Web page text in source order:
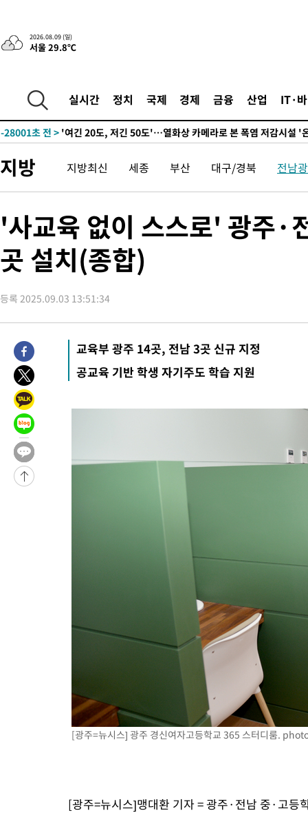
2026.08.09 (일)
서울 29.8℃
실시간 정치 국제 경제 금융 산업 IT·
-13420초 전 >
“美 이란전 무기 소진…북한과 분쟁시 주한 미군 취약해질 수
-28001초 전 >
차'
-27472초 전 > 콜롬비아 신임 우파 대통령 취임 하루만에 차량폭탄 폭발 사건
-18274초 전 >
이군이 불법 군시설 건설한 레바논 남부에서 레바논군 3명 폭
-15392초 전 >[속보]美중부 사령관, 이스라엘 긴급방문 다중화된 전선 상황
보, 언론 누출”
-13425초 전 >‘축구의 신’ 아르헨티나 축구 선수 메시의 부친 지병 별세
-13400초 전 >
“美 이란전 무기 소진…북한과 분쟁시 주한 미군 취약해질 수
-28021초 전 >'여긴 20도, 저긴 50도'…열화상 카메라로 본 폭염 저감시설 '
-21086초 전 >튀르키예 외무장관, "메카 3국 방위협정은 이란이 목표 아냐 "
-18294초 전 >이군이 불법 군시설 건설한 레바논 남부에서 레바논군 3명 폭
부상
-15412초 전 >
[속보]美중부 사령관, 이스라엘 긴급방문 다중화된 전선 상황
-13476초 전 >
美 국방부, 켄달 전 공군장관 보안허가 취소…“에어포스원 기
보, 언론 누출”
-13445초 전 >
‘축구의 신’ 아르헨티나 축구 선수 메시의 부친 지병 별세
-13420초 전 >
지방 지방최신 세종 부산 대구/경북 전남
'사교육 없이 스스로' 광주·
곳 설치(종합)
등록 2025.09.03 13:51:34
교육부 광주 14곳, 전남 3곳 신규 지정
공교육 기반 학생 자기주도 학습 지원
[광주=뉴시스] 광주 경신여자고등학교 365 스터디룸.
[광주=뉴시스]맹대환 기자 = 광주·전남 중·고등